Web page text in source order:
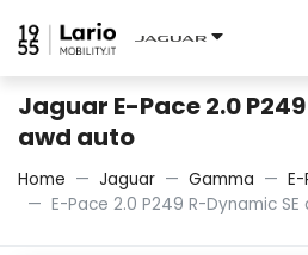
Jaguar E-Pace 2.0
awd auto
Home Jaguar Gamma
E-Pace 2.0 P249 R-Dynamic